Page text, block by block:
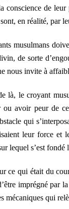
conscience de
en réalité, par
musulmans
de sorte
nous invite à
là, le croyant
ou avoir peur de
qui
leur force et
lequel s’est
ce qui était du
imprégné par
mécaniques qui